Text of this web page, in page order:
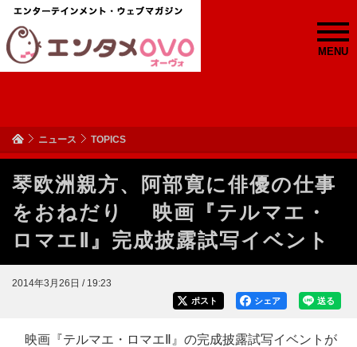
MENU
ニュース TOPICS
琴欧洲親方、阿部寛に俳優の仕事
をおねだり 映画『テルマエ・
ロマエⅡ』完成披露試写イベント
2014年3月26日 / 19:23
送る
シェア
ポスト
映画『テルマエ・ロマエⅡ』の完成披露試写イベントが